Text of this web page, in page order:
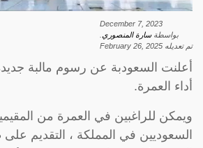
December 7, 2023
بواسطةسارة المنصوري
تم تعديله February 26, 2025
أعلنت السعودبة عن رسوم مالبة
أداء العمرة.
ويمكن للراغبين في العمرة من
السعوديين في المملكة ، التقديم